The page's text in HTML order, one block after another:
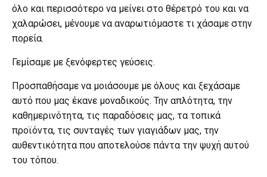
όλο και περισσότερο να μείνει στο θέρετρό του και να
χαλαρώσει, μένουμε να αναρωτιόμαστε τι χάσαμε στην
πορεία.
Γεμίσαμε με ξενόφερτες γεύσεις.
Προσπαθήσαμε να μοιάσουμε με όλους και ξεχάσαμε
αυτό που μας έκανε μοναδικούς. Την απλότητα, την
καθημερινότητα, τις παραδόσεις μας, τα τοπικά
προϊόντα, τις συνταγές των γιαγιάδων μας, την
αυθεντικότητα που αποτελούσε πάντα την ψυχή αυτού
του τόπου.